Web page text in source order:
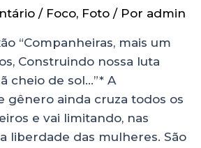
/ Foco, Foto / Por admin
“Companheiras, mais um
Construindo nossa luta
cheio de sol…”* A
gênero ainda cruza todos os
e vai limitando, nas
liberdade das mulheres. São